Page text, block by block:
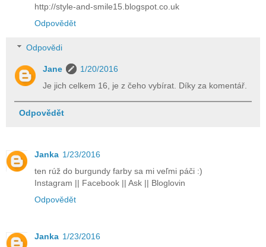
http://style-and-smile15.blogspot.co.uk
Odpovědět
Odpovědi
Jane
1/20/2016
Je jich celkem 16, je z čeho vybírat. Díky za komentář.
Odpovědět
Janka 1/23/2016
ten rúž do burgundy farby sa mi veľmi páči :)
Instagram || Facebook || Ask || Bloglovin
Odpovědět
Janka 1/23/2016